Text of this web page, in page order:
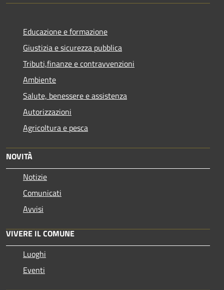
Educazione e formazione
Giustizia e sicurezza pubblica
Tributi,finanze e contravvenzioni
Ambiente
Salute, benessere e assistenza
Autorizzazioni
Agricoltura e pesca
NOVITÀ
Notizie
Comunicati
Avvisi
VIVERE IL COMUNE
Luoghi
Eventi